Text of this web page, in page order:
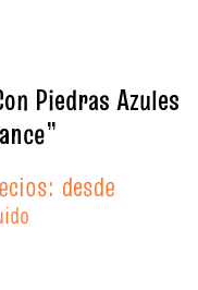
Piedras Azules
desde